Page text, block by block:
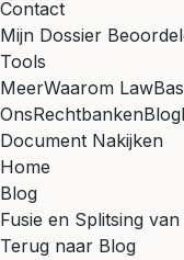
Contact
Mijn Dossier
Tools
MeerWaarom
OnsRechtbankenBlog
Document Nakijken
Home
Blog
Fusie en Splitsing
Terug naar Blog